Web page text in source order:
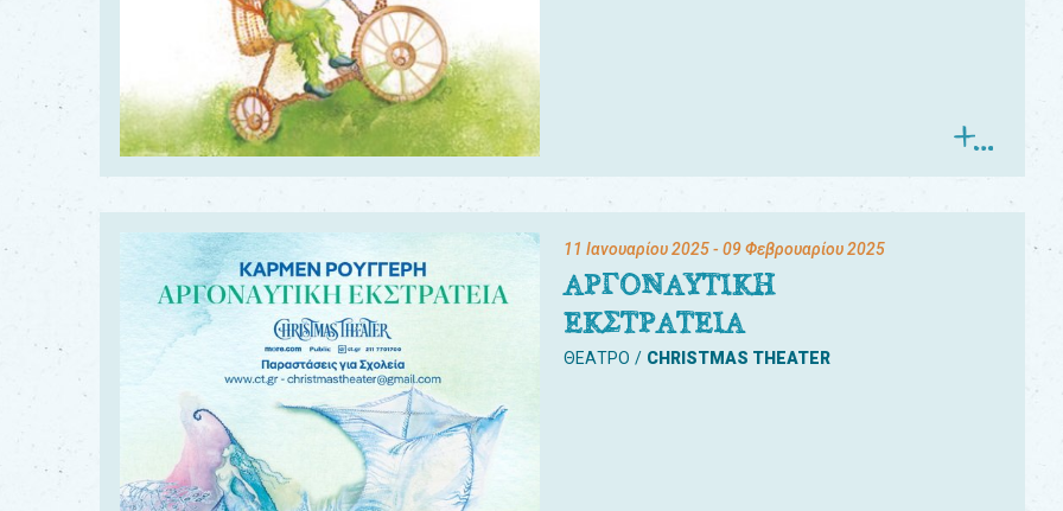
11 Ιανουαρίου 2025- 09 Φεβρουαρίου 2025
ΑΡΓΟΝΑΥΤΙΚΗ
ΕΚΣΤΡΑΤΕΙΑ
ΘΕΑΤΡΟ CHRISTMAS THEATER